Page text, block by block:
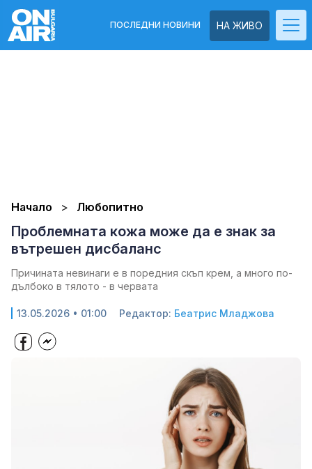
НА ЖИВО
ПОСЛЕДНИ НОВИНИ
Начало Любопитно
Проблемната кожа може да е знак за
вътрешен дисбаланс
Причината невинаги е в поредния скъп крем, а много по-
дълбоко в тялото - в червата
13.05.2026 • 01:00 Редактор: Беатрис Младжова